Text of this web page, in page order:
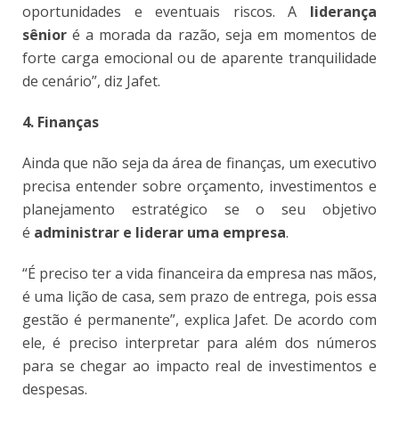
oportunidades e eventuais riscos. A liderança
sênior é a morada da razão, seja em momentos de
forte carga emocional ou de aparente tranquilidade
de cenário”, diz Jafet.
4. Finanças
Ainda que não seja da área de finanças, um executivo
precisa entender sobre orçamento, investimentos e
planejamento estratégico se o seu objetivo
é administrar e liderar uma empresa.
“É preciso ter a vida financeira da empresa nas mãos,
é uma lição de casa, sem prazo de entrega, pois essa
gestão é permanente”, explica Jafet. De acordo com
ele, é preciso interpretar para além dos números
para se chegar ao impacto real de investimentos e
despesas.